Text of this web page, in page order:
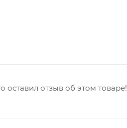
оставил отзыв об этом товаре!